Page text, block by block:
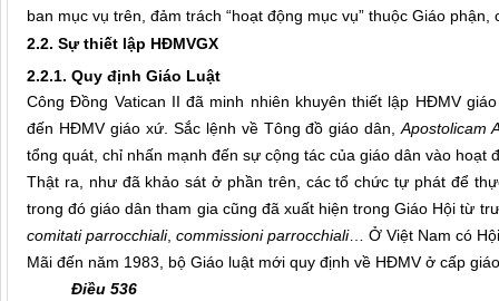
ban mục vụ trên, đảm trách “hoạt động mục vụ” thuộc Giáo
2.2. Sự thiết lập HĐMVGX
2.2.1. Quy định Giáo Luật
Công Đồng Vatican II đã minh nhiên khuyên thiết lập HĐMV
đến HĐMV giáo xứ. Sắc lệnh về Tông đồ giáo dân,Apostolicam
tổng quát, chỉ nhấn mạnh đến sự cộng tác của giáo dân vào
Thật ra, như đã khảo sát ở phần trên, các tổ chức tự phát để
trong đó giáo dân tham gia cũng đã xuất hiện trong Giáo Hội từ
comitati parrocchiali, commissioni parrocchiali… Ở Việt Nam có
Mãi đến năm 1983, bộ Giáo luật mới quy định về HĐMV ở cấp
Điều 536